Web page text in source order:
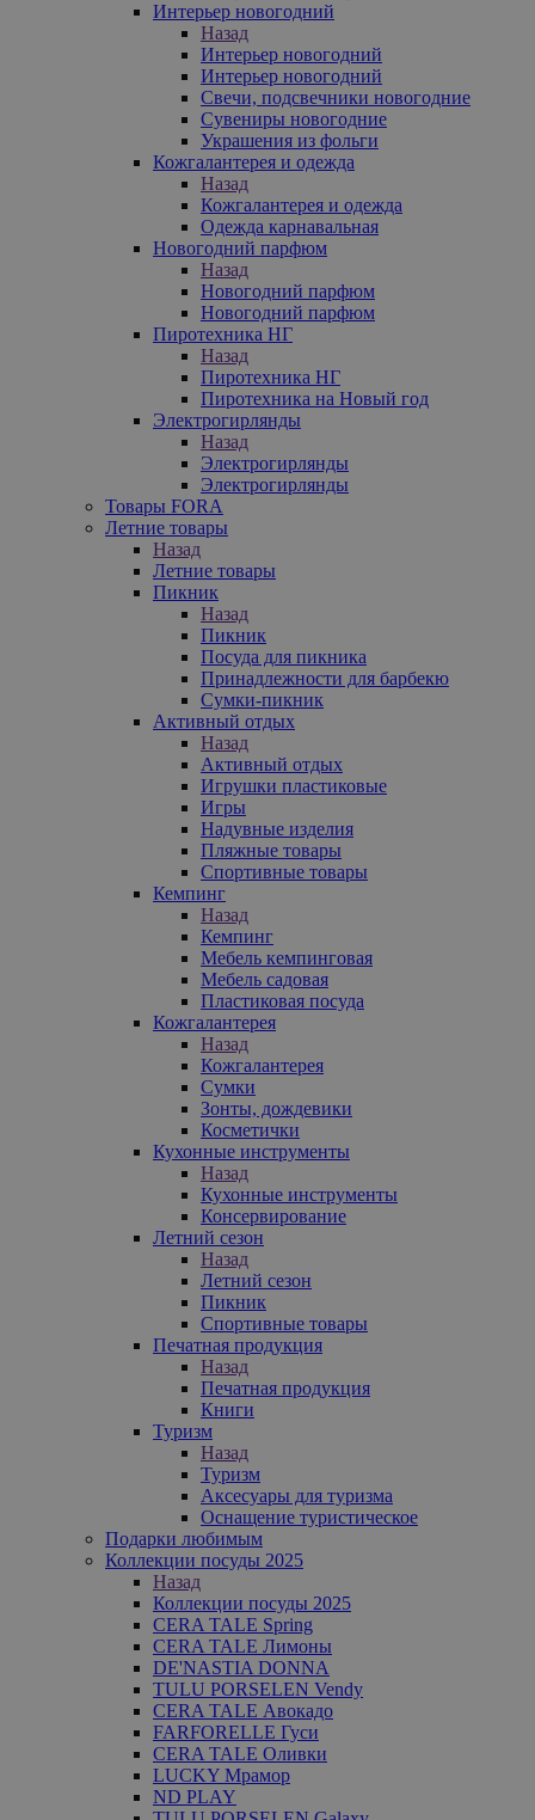
Интерьер новогодний
Назад
Интерьер новогодний
Интерьер новогодний
Свечи, подсвечники новогодние
Сувениры новогодние
Украшения из фольги
Кожгалантерея и одежда
Назад
Кожгалантерея и одежда
Одежда карнавальная
Новогодний парфюм
Назад
Новогодний парфюм
Новогодний парфюм
Пиротехника НГ
Назад
Пиротехника НГ
Пиротехника на Новый год
Электрогирлянды
Назад
Электрогирлянды
Электрогирлянды
Товары FORA
Летние товары
Назад
Летние товары
Пикник
Назад
Пикник
Посуда для пикника
Принадлежности для барбекю
Сумки-пикник
Активный отдых
Назад
Активный отдых
Игрушки пластиковые
Игры
Надувные изделия
Пляжные товары
Спортивные товары
Кемпинг
Назад
Кемпинг
Мебель кемпинговая
Мебель садовая
Пластиковая посуда
Кожгалантерея
Назад
Кожгалантерея
Сумки
Зонты, дождевики
Косметички
Кухонные инструменты
Назад
Кухонные инструменты
Консервирование
Летний сезон
Назад
Летний сезон
Пикник
Спортивные товары
Печатная продукция
Назад
Печатная продукция
Книги
Туризм
Назад
Туризм
Аксесуары для туризма
Оснащение туристическое
Подарки любимым
Коллекции посуды 2025
Назад
Коллекции посуды 2025
CERA TALE Spring
CERA TALE Лимоны
DE'NASTIA DONNA
TULU PORSELEN Vendy
CERA TALE Авокадо
FARFORELLE Гуси
CERA TALE Оливки
LUCKY Мрамор
ND PLAY